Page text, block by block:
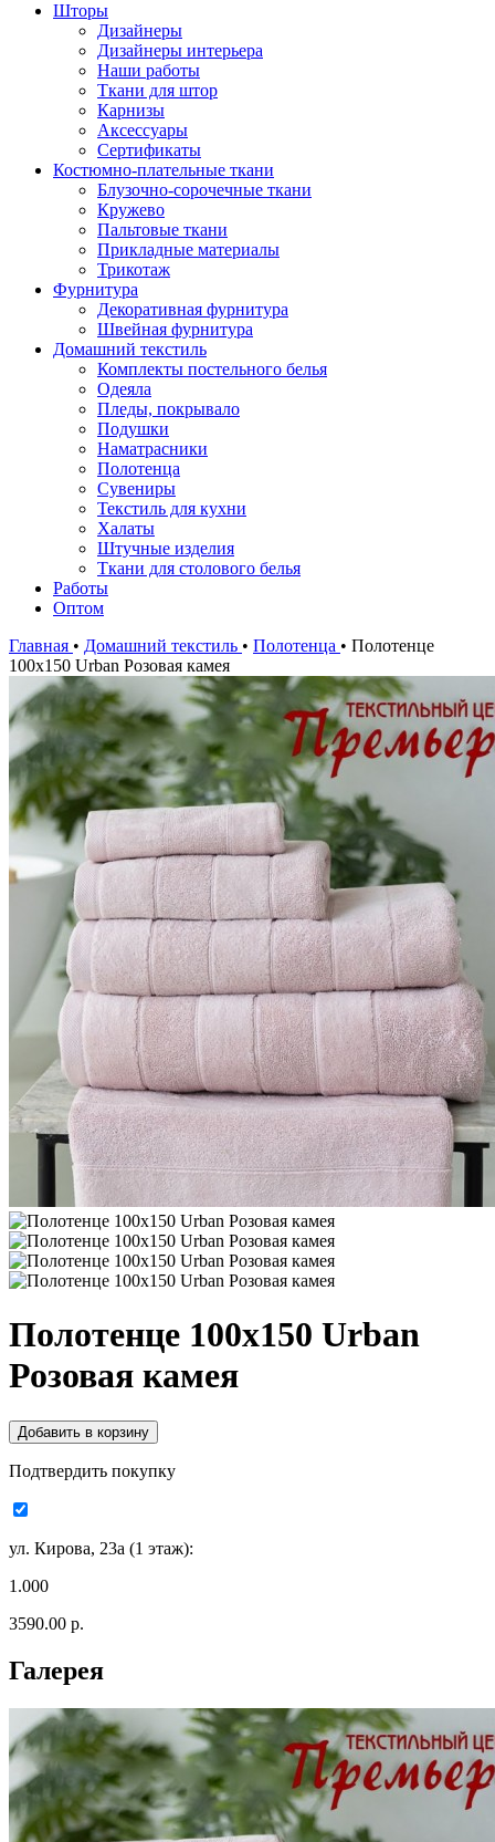
Шторы
Дизайнеры
Дизайнеры интерьера
Наши работы
Ткани для штор
Карнизы
Аксессуары
Сертификаты
Костюмно-плательные ткани
Блузочно-сорочечные ткани
Кружево
Пальтовые ткани
Прикладные материалы
Трикотаж
Фурнитура
Декоративная фурнитура
Швейная фурнитура
Домашний текстиль
Комплекты постельного белья
Одеяла
Пледы, покрывало
Подушки
Наматрасники
Полотенца
Сувениры
Текстиль для кухни
Халаты
Штучные изделия
Ткани для столового белья
Работы
Оптом
Главная • Домашний текстиль • Полотенца • Полотенце
100х150 Urban Розовая камея
Полотенце 100х150 Urban
Розовая камея
Подтвердить покупку
ул. Кирова, 23а (1 этаж):
1.000
3590.00 р.
Галерея